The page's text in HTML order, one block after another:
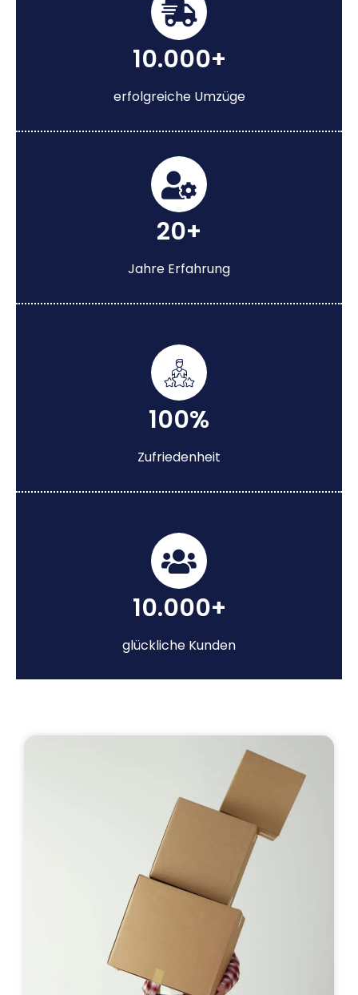
10.000+
erfolgreiche Umzüge
20+
Jahre Erfahrung
100%
Zufriedenheit
10.000+
glückliche Kunden